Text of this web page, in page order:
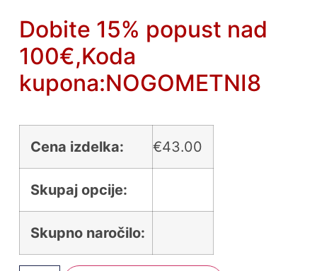
Dobite 15% popust nad
100€,Koda
kupona:NOGOMETNI8
Cena izdelka: €43.00
Skupaj opcije:
Skupno naročilo: